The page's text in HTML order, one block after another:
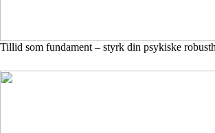
Tillid som fundament – styrk din psykiske